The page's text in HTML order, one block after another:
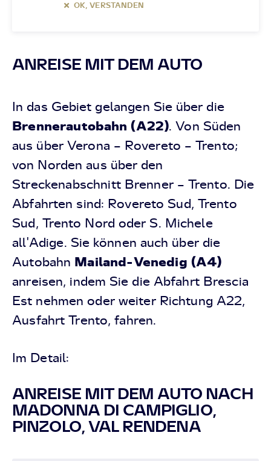
OK, VERSTANDEN
ANREISE MIT DEM AUTO
In das Gebiet gelangen Sie über die
Brennerautobahn (A22). Von Süden
aus über Verona – Rovereto – Trento;
von Norden aus über den
Streckenabschnitt Brenner – Trento. Die
Abfahrten sind: Rovereto Sud, Trento
Sud, Trento Nord oder S. Michele
all'Adige. Sie können auch über die
Autobahn Mailand-Venedig (A4)
anreisen, indem Sie die Abfahrt Brescia
Est nehmen oder weiter Richtung A22,
Ausfahrt Trento, fahren.
Im Detail:
ANREISE MIT DEM AUTO NACH
MADONNA DI CAMPIGLIO,
PINZOLO, VAL RENDENA